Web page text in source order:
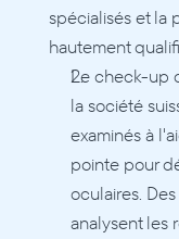
spécialisés et la
hautement
Le check-up
la société
examinés à
pointe pour
oculaires.
analysent les